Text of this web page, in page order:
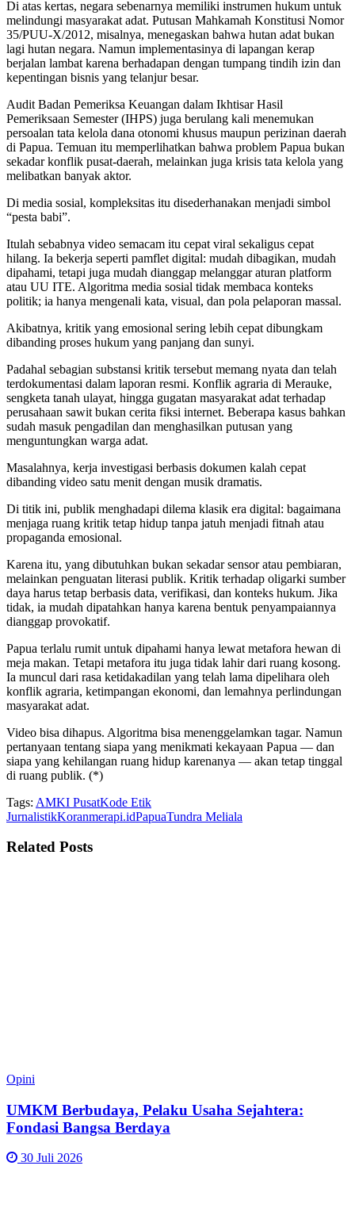
Di atas kertas, negara sebenarnya memiliki instrumen hukum untuk
melindungi masyarakat adat. Putusan Mahkamah Konstitusi Nomor
35/PUU-X/2012, misalnya, menegaskan bahwa hutan adat bukan
lagi hutan negara. Namun implementasinya di lapangan kerap
berjalan lambat karena berhadapan dengan tumpang tindih izin dan
kepentingan bisnis yang telanjur besar.
Audit Badan Pemeriksa Keuangan dalam Ikhtisar Hasil
Pemeriksaan Semester (IHPS) juga berulang kali menemukan
persoalan tata kelola dana otonomi khusus maupun perizinan daerah
di Papua. Temuan itu memperlihatkan bahwa problem Papua bukan
sekadar konflik pusat-daerah, melainkan juga krisis tata kelola yang
melibatkan banyak aktor.
Di media sosial, kompleksitas itu disederhanakan menjadi simbol
“pesta babi”.
Itulah sebabnya video semacam itu cepat viral sekaligus cepat
hilang. Ia bekerja seperti pamflet digital: mudah dibagikan, mudah
dipahami, tetapi juga mudah dianggap melanggar aturan platform
atau UU ITE. Algoritma media sosial tidak membaca konteks
politik; ia hanya mengenali kata, visual, dan pola pelaporan massal.
Akibatnya, kritik yang emosional sering lebih cepat dibungkam
dibanding proses hukum yang panjang dan sunyi.
Padahal sebagian substansi kritik tersebut memang nyata dan telah
terdokumentasi dalam laporan resmi. Konflik agraria di Merauke,
sengketa tanah ulayat, hingga gugatan masyarakat adat terhadap
perusahaan sawit bukan cerita fiksi internet. Beberapa kasus bahkan
sudah masuk pengadilan dan menghasilkan putusan yang
menguntungkan warga adat.
Masalahnya, kerja investigasi berbasis dokumen kalah cepat
dibanding video satu menit dengan musik dramatis.
Di titik ini, publik menghadapi dilema klasik era digital: bagaimana
menjaga ruang kritik tetap hidup tanpa jatuh menjadi fitnah atau
propaganda emosional.
Karena itu, yang dibutuhkan bukan sekadar sensor atau pembiaran,
melainkan penguatan literasi publik. Kritik terhadap oligarki sumber
daya harus tetap berbasis data, verifikasi, dan konteks hukum. Jika
tidak, ia mudah dipatahkan hanya karena bentuk penyampaiannya
dianggap provokatif.
Papua terlalu rumit untuk dipahami hanya lewat metafora hewan di
meja makan. Tetapi metafora itu juga tidak lahir dari ruang kosong.
Ia muncul dari rasa ketidakadilan yang telah lama dipelihara oleh
konflik agraria, ketimpangan ekonomi, dan lemahnya perlindungan
masyarakat adat.
Video bisa dihapus. Algoritma bisa menenggelamkan tagar. Namun
pertanyaan tentang siapa yang menikmati kekayaan Papua — dan
siapa yang kehilangan ruang hidup karenanya — akan tetap tinggal
di ruang publik. (*)
Tags: AMKI PusatKode Etik
JurnalistikKoranmerapi.idPapuaTundra Meliala
Related Posts
Opini
UMKM Berbudaya, Pelaku Usaha Sejahtera:
Fondasi Bangsa Berdaya
30 Juli 2026